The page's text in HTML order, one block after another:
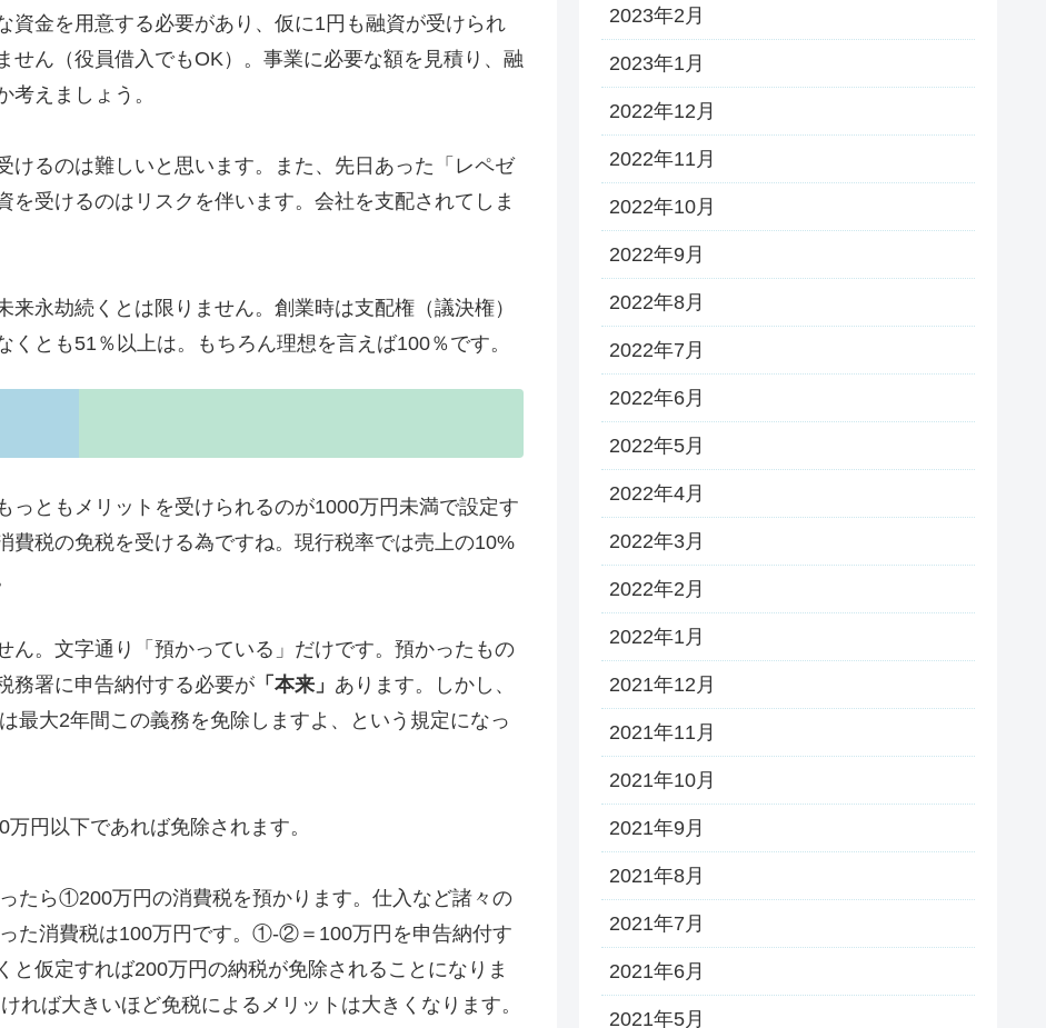
資金を用意する必要があり、仮に1円も融資が受けられ
せん（役員借入でもOK）。事業に必要な額を見積り、融
えましょう。
けるのは難しいと思います。また、先日あった「レペゼ
を受けるのはリスクを伴います。会社を支配されてしま
永劫続くとは限りません。創業時は支配権（議決権）
とも51％以上は。もちろん理想を言えば100％です。
っともメリットを受けられるのが1000万円未満で設定す
費税の免税を受ける為ですね。現行税率では売上の10%
ん。文字通り「預かっている」だけです。預かったもの
務署に申告納付する必要が 「本来」 あります。しかし、
最大2年間この義務を免除しますよ、という規定になっ
円以下であれば免除されます。
たら①200万円の消費税を預かります。仕入など諸々の
た消費税は100万円です。①‐②＝100万円を申告納付す
と仮定すれば200万円の納税が免除されることになりま
ば大きいほど免税によるメリットは大きくなります。
2023年2月
2023年1月
2022年12月
2022年11月
2022年10月
2022年9月
2022年8月
2022年7月
2022年6月
2022年5月
2022年4月
2022年3月
2022年2月
2022年1月
2021年12月
2021年11月
2021年10月
2021年9月
2021年8月
2021年7月
2021年6月
2021年5月